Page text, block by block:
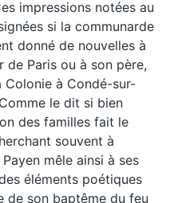
impressions notées au
si la communarde
donné de nouvelles à
de Paris ou à son père,
Colonie à Condé-sur-
le dit si bien
des familles fait le
souvent à
mêle ainsi à ses
éléments poétiques
de son baptême du feu